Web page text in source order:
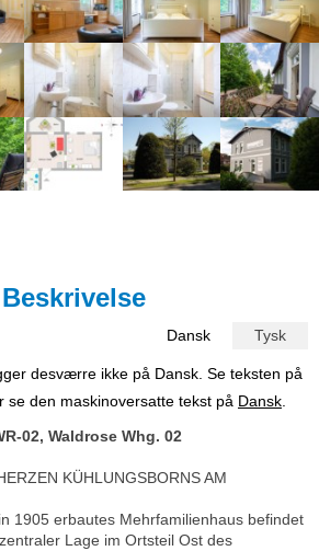
Beskrivelse
Dansk Tysk
desværre ikke på Dansk. Se teksten på
se den maskinoversatte tekst på Dansk
02, Waldrose Whg. 02
KÜHLUNGSBORNS AM
1905 erbautes Mehrfamilienhaus befindet
Lage im Ortsteil Ost des